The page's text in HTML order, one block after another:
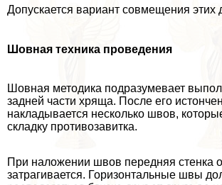
Допускается вариант совмещения этих
Шовная техника проведения
Шовная методика подразумевает
задней части хряща. После его
накладывается несколько швов,
складку противозавитка.
При наложении швов передняя стенка
затрагивается. Горизонтальные швы